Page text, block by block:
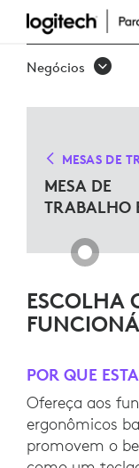
Negócios
MESAS DE
MESA DE
TRABALHO
ESCOLHA
POR QUE
Ofereça aos
ergonômicos
promovem o